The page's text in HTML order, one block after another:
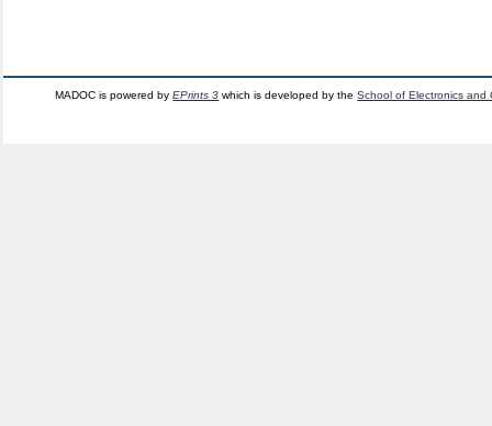
MADOC is powered byEPrints 3 which is developed by theSchool of Electronics and